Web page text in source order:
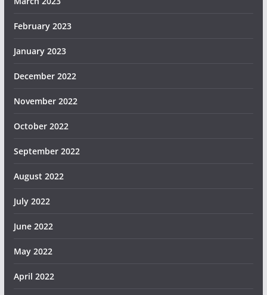
February 2023
January 2023
December 2022
November 2022
October 2022
September 2022
August 2022
July 2022
June 2022
May 2022
April 2022